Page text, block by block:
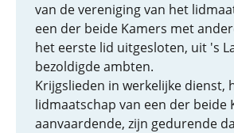
van de vereniging van het
een der beide Kamers met
het eerste lid uitgesloten, uit 's
bezoldigde ambten.
Krijgslieden in werkelijke dienst,
lidmaatschap van een der beide
aanvaardende, zijn gedurende